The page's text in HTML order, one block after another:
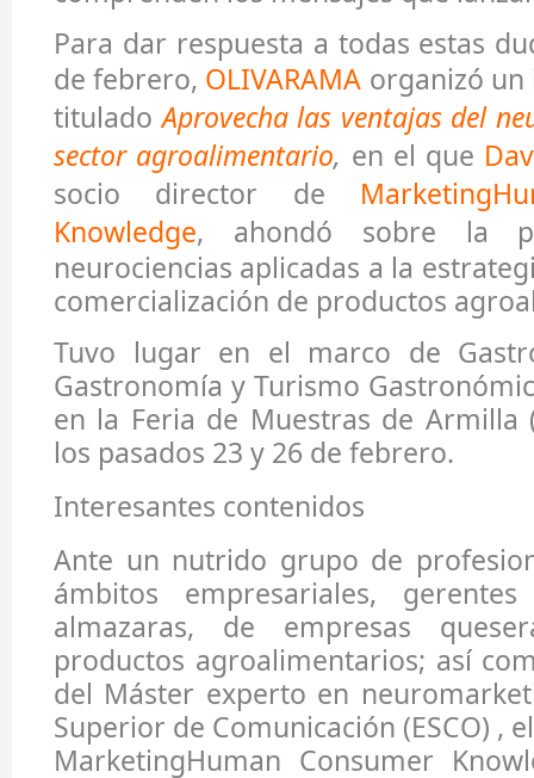
Para dar respuesta a todas estas
de febrero, OLIVARAMA organizó
tituladoAprovecha las ventajas del
sector agroalimentario, en el que
socio director de
Knowledge, ahondó sobre la
neurociencias aplicadas a la
comercialización de productos
Tuvo lugar en el marco de
Gastronomía y Turismo
en la Feria de Muestras de Armilla
los pasados 23 y 26 de febrero.
Interesantes contenidos
Ante un nutrido grupo de
ámbitos empresariales,
almazaras, de empresas
productos agroalimentarios; así
del Máster experto en
Superior de Comunicación (ESCO) ,
MarketingHuman Consumer